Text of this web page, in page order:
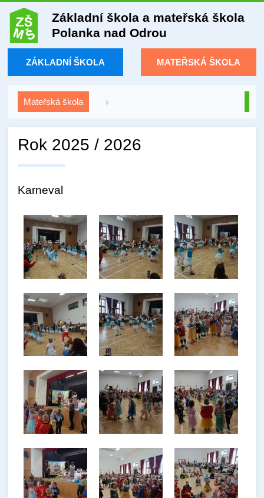
Základní škola a mateřská škola
Polanka nad Odrou
ZÁKLADNÍ ŠKOLA MATEŘSKÁ ŠKOLA
Mateřská škola
Rok 2025 / 2026
Karneval